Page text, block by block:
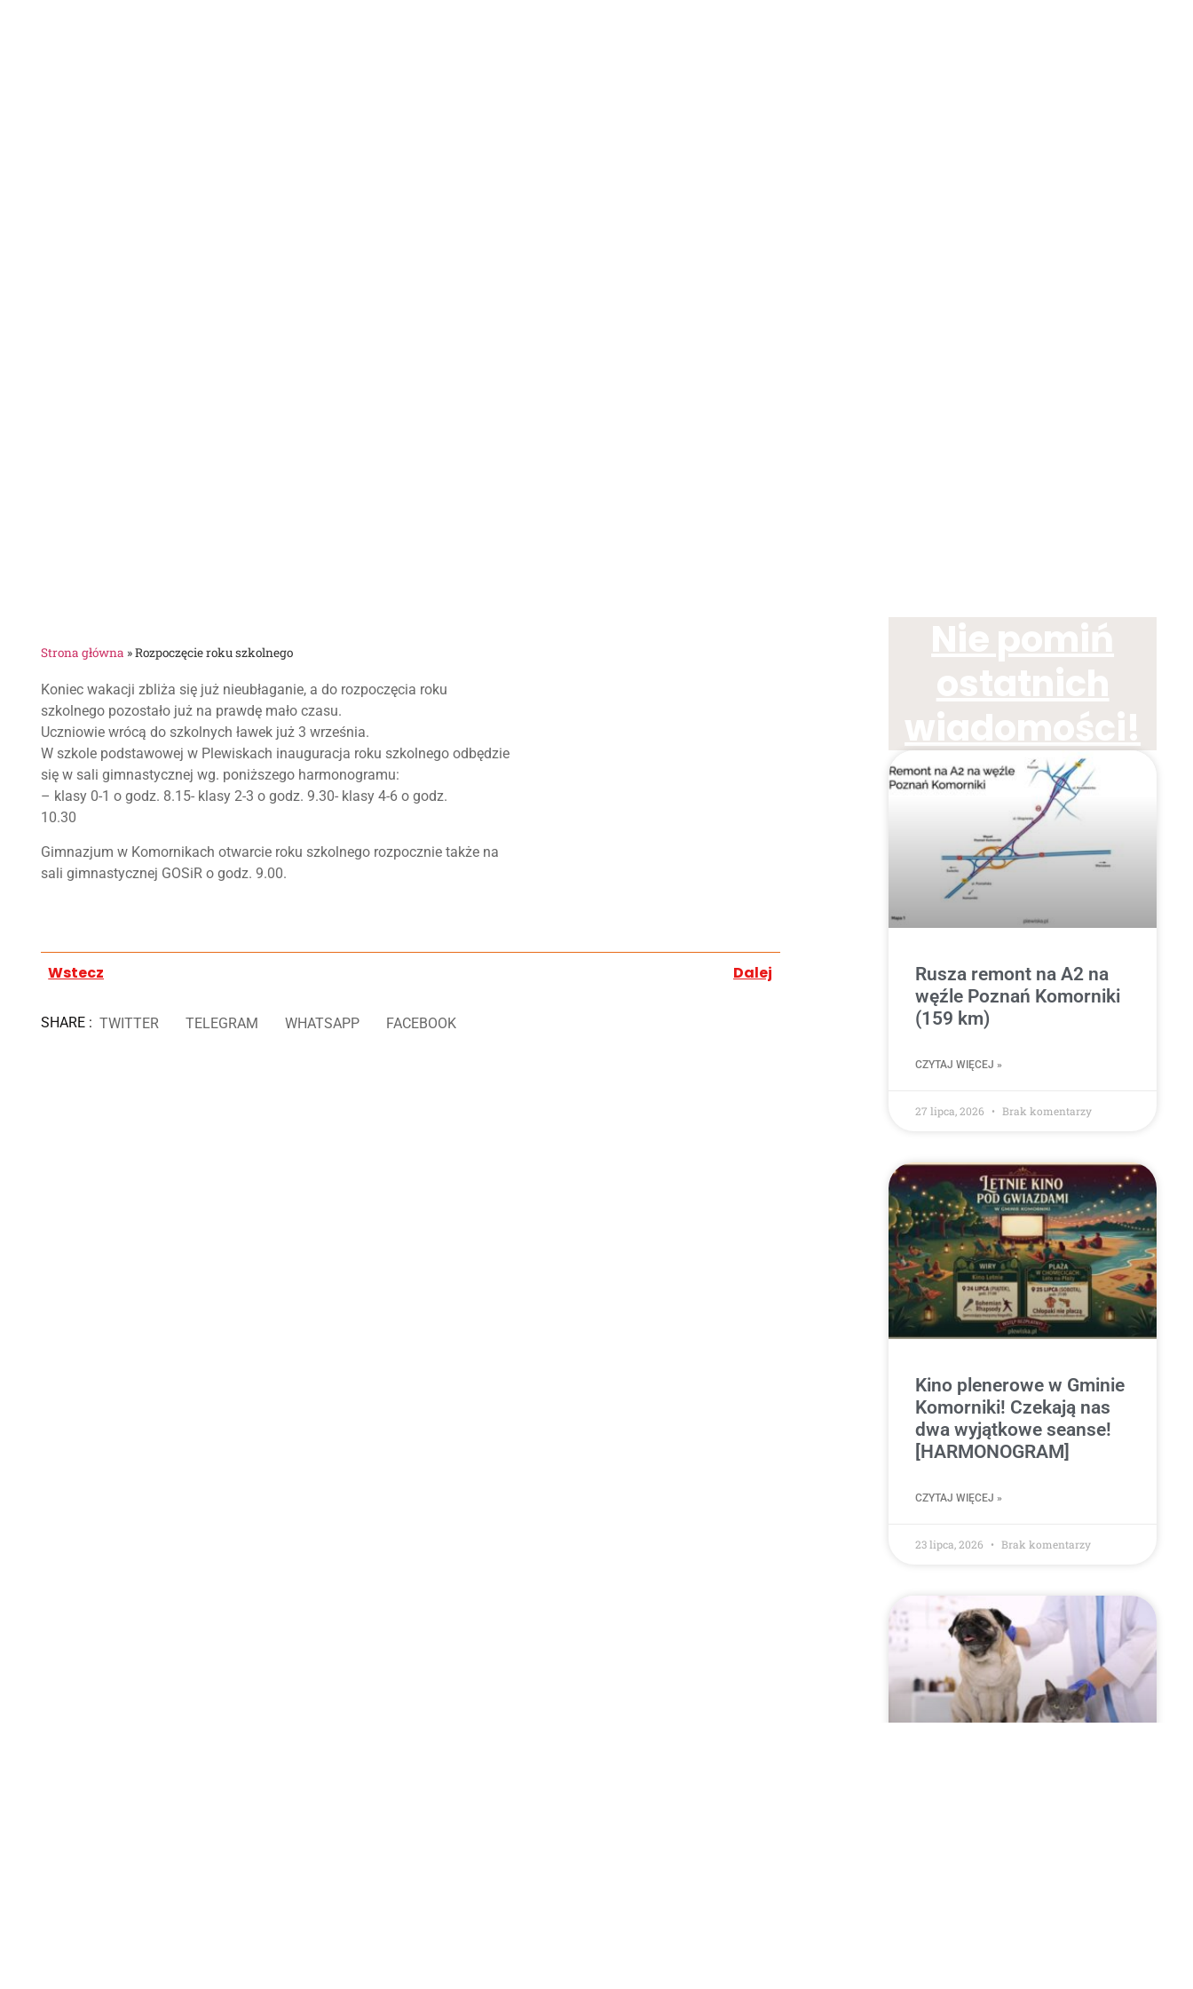
Strona główna »Rozpoczęcie roku szkolnego
Koniec wakacji zbliża się już nieubłaganie, a do rozpoczęcia roku
szkolnego pozostało już na prawdę mało czasu.
Uczniowie wrócą do szkolnych ławek już 3 września.
W szkole podstawowej w Plewiskach inauguracja roku szkolnego odbędzie
się w sali gimnastycznej wg. poniższego harmonogramu:
– klasy 0-1 o godz. 8.15- klasy 2-3 o godz. 9.30- klasy 4-6 o godz.
10.30
Gimnazjum w Komornikach otwarcie roku szkolnego rozpocznie także na
sali gimnastycznej GOSiR o godz. 9.00.
Wstecz Dalej
SHARE : TWITTER TELEGRAM WHATSAPP FACEBOOK
Nie pomiń
ostatnich
wiadomości!
Rusza remont na A2 na
węźle Poznań Komorniki
(159 km)
CZYTAJ WIĘCEJ »
27 lipca, 2026 Brak komentarzy
Kino plenerowe w Gminie
Komorniki! Czekają nas
dwa wyjątkowe seanse!
[HARMONOGRAM]
CZYTAJ WIĘCEJ »
23 lipca, 2026 Brak komentarzy